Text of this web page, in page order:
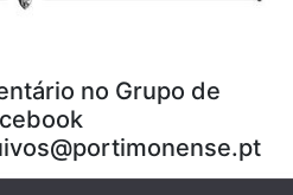
no Grupo de